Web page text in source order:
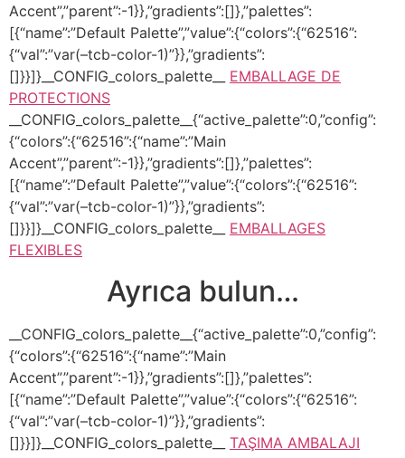
Accent”,”parent”:-1}},”gradients”:[]},”palettes”:
[{“name”:”Default Palette”,”value”:{“colors”:{“62516”:
{“val”:”var(–tcb-color-1)”}},”gradients”:
[]}}]}__CONFIG_colors_palette__ EMBALLAGE DE
PROTECTIONS
__CONFIG_colors_palette__{“active_palette”:0,”config”:
{“colors”:{“62516”:{“name”:”Main
Accent”,”parent”:-1}},”gradients”:[]},”palettes”:
[{“name”:”Default Palette”,”value”:{“colors”:{“62516”:
{“val”:”var(–tcb-color-1)”}},”gradients”:
[]}}]}__CONFIG_colors_palette__ EMBALLAGES
FLEXIBLES
Ayrıca bulun…
__CONFIG_colors_palette__{“active_palette”:0,”config”:
{“colors”:{“62516”:{“name”:”Main
Accent”,”parent”:-1}},”gradients”:[]},”palettes”:
[{“name”:”Default Palette”,”value”:{“colors”:{“62516”:
{“val”:”var(–tcb-color-1)”}},”gradients”:
[]}}]}__CONFIG_colors_palette__ TAŞIMA AMBALAJI